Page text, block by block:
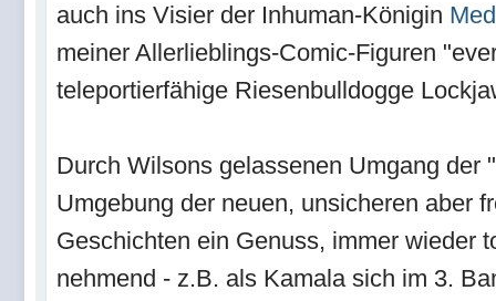
auch ins Visier der Inhuman-Königin
meiner Allerlieblings-Comic-Figuren
teleportierfähige Riesenbulldogge
Durch Wilsons gelassenen Umgang der
Umgebung der neuen, unsicheren aber
Geschichten ein Genuss, immer wieder
nehmend - z.B. als Kamala sich im 3.